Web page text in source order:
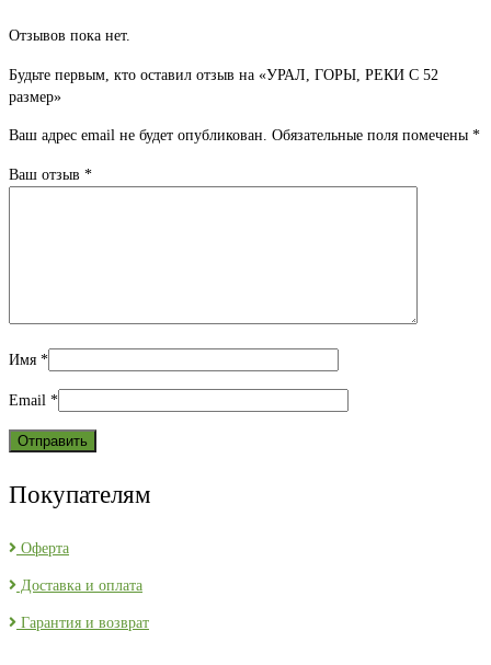
Отзывов пока нет.
Будьте первым, кто оставил отзыв на «УРАЛ, ГОРЫ, РЕКИ С 52
размер»
Ваш адрес email не будет опубликован. Обязательные поля помечены *
Ваш отзыв *
Имя *
Email *
Покупателям
Оферта
Доставка и оплата
Гарантия и возврат